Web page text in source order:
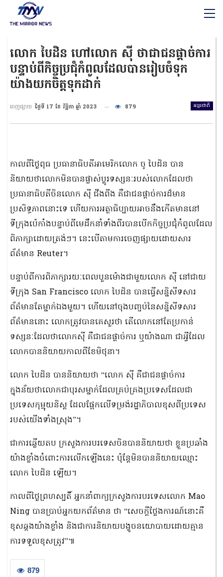
លោក បៃដិន ហៅលោក ស៊ី ថាជាជនផ្តាច់ការ
បន្ទាប់ពីកិច្ចប្រជុំកំពូលដែលបានរៀបចំទុក
យ៉ាងយកចិត្តទុកដាក់
អន្តរជាតិ
ចេញផ្សាយ ថ្ងៃទី 17 ខែ វិច្ឆិកា ឆ្នាំ 2023 879
កាលពីថ្ងៃពុធ ប្រធានាធិបតីអាមេរិកលោក ចូ បៃដិន បាន
និយាយថាលោកមិនបានផ្លាស់ប្តូរទស្សនៈរបស់លោកដែលថា
ប្រធានាធិបតីចិនលោក ស៊ី ជីងពីង គឺជាជនផ្តាច់ការដ៏មាន
ប្រសិទ្ធភាពនោះទេ ហើយការអត្ថាធិប្បាយអាចនឹងកើតមាននៅ
ទីក្រុងប៉េកាំងបន្ទាប់ពីមេដឹកនាំទាំងពីរបានបើកកិច្ចប្រជុំកំពូលដែល
ពិភាក្សាដោយត្រង់ៗ។ នេះបើតាមការចេញផ្សាយដោយសារ
ព័ត៌មាន Reuter។
បន្ទាប់​ពី​ការ​ពិភាក្សា​រយៈពេល​បួន​ម៉ោង​ជាមួយ​លោក ស៊ី នៅ​ជាយ​
ទីក្រុង San Francisco លោក បៃដិន បាន​ធ្វើ​សន្និសីទ​សារ
ព័ត៌មាន​តែម្នាក់ឯង​មួយ។ ហើយនៅចុងបញ្ចប់នៃសន្និសីទសារ
ព័ត៌មាននោះ លោកត្រូវបានគេសួរថា តើលោកនៅតែប្រកាន់
ទស្សនៈដែលថាលោកស៊ី គឺជាជនផ្តាច់ការ ឬយ៉ាងណា ជាអ្វីដែល
លោកបាននិយាយកាលពីខែមិថុនា។
លោក បៃដិន បាននិយាយថា “លោក ស៊ី គឺជាជនផ្តាច់ការ
ក្នុងន័យថាលោកជាបុរសម្នាក់ដែលគ្រប់គ្រងប្រទេសដែលជា
ប្រទេសកុម្មុយនិស្ត ដែលផ្អែកលើទម្រង់រដ្ឋាភិបាលខុសពីប្រទេស
របស់យើងទាំងស្រុង”។
ជាការឆ្លើយតប ក្រសួងការបរទេសចិនបាននិយាយថា ខ្លួនប្រឆាំង
យ៉ាងខ្លាំងចំពោះការលើកឡើងនេះ ប៉ុន្តែមិនបាននិយាយឈ្មោះ
លោក បៃដិន ឡើយ។
កាលពីថ្ងៃព្រហស្បតិ៍ អ្នកនាំពាក្យក្រសួងការបរទេសលោក Mao
Ning បានប្រាប់អ្នកយកព័ត៌មាន ថា “សេចក្តីថ្លែងការណ៍នោះគឺ
ខុសឆ្គងយ៉ាងខ្លាំង និងជាការនិយាយបង្ខូចនយោបាយដោយគ្មាន
ការទទួលខុសត្រូវ”៕
879